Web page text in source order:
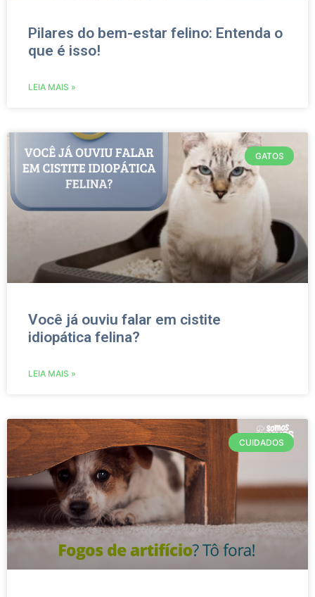
Pilares do bem-estar felino: Entenda o
que é isso!
LEIA MAIS »
GATOS
Você já ouviu falar em cistite
idiopática felina?
LEIA MAIS »
CUIDADOS